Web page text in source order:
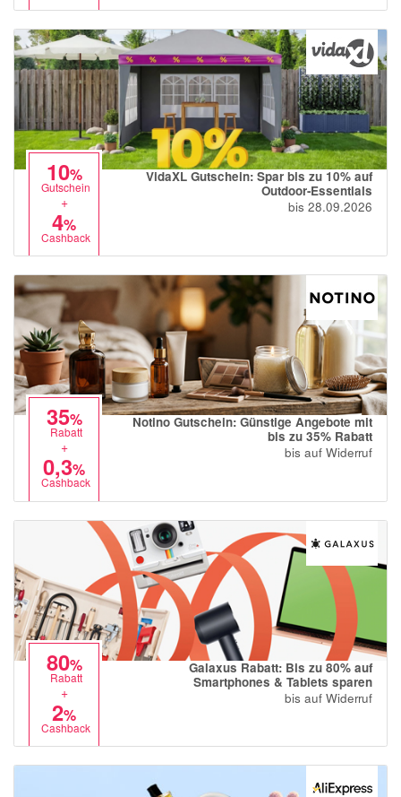
10%
Gutschein
+
4%
Cashback
VidaXL Gutschein: Spar bis zu 10% auf
Outdoor-Essentials
bis 28.09.2026
35%
Rabatt
+
0,3%
Cashback
Notino Gutschein: Günstige Angebote mit
bis zu 35% Rabatt
bis auf Widerruf
80%
Rabatt
+
2%
Cashback
Galaxus Rabatt: Bis zu 80% auf
Smartphones & Tablets sparen
bis auf Widerruf